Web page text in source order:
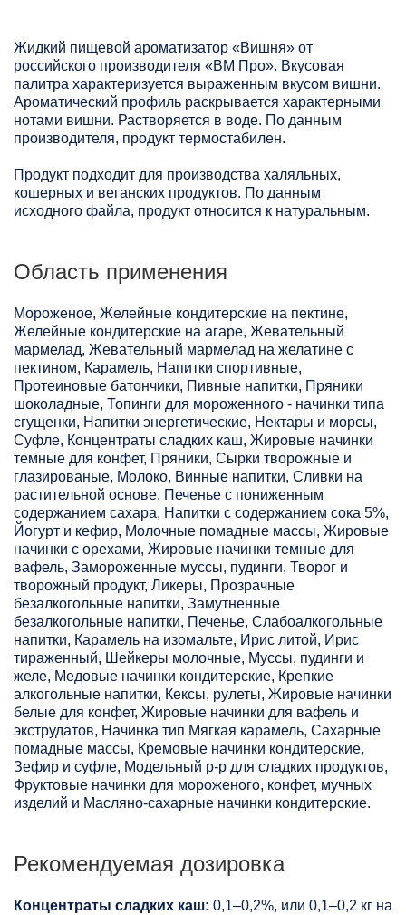
Жидкий пищевой ароматизатор «Вишня» от
российского производителя «ВМ Про». Вкусовая
палитра характеризуется выраженным вкусом вишни.
Ароматический профиль раскрывается характерными
нотами вишни. Растворяется в воде. По данным
производителя, продукт термостабилен.
Продукт подходит для производства халяльных,
кошерных и веганских продуктов. По данным
исходного файла, продукт относится к натуральным.
Область применения
Мороженое, Желейные кондитерские на пектине,
Желейные кондитерские на агаре, Жевательный
мармелад, Жевательный мармелад на желатине с
пектином, Карамель, Напитки спортивные,
Протеиновые батончики, Пивные напитки, Пряники
шоколадные, Топинги для мороженного - начинки типа
сгущенки, Напитки энергетические, Нектары и морсы,
Суфле, Концентраты сладких каш, Жировые начинки
темные для конфет, Пряники, Сырки творожные и
глазированые, Молоко, Винные напитки, Сливки на
растительной основе, Печенье с пониженным
содержанием сахара, Напитки с содержанием сока 5%,
Йогурт и кефир, Молочные помадные массы, Жировые
начинки с орехами, Жировые начинки темные для
вафель, Замороженные муссы, пудинги, Творог и
творожный продукт, Ликеры, Прозрачные
безалкогольные напитки, Замутненные
безалкогольные напитки, Печенье, Слабоалкогольные
напитки, Карамель на изомальте, Ирис литой, Ирис
тираженный, Шейкеры молочные, Муссы, пудинги и
желе, Медовые начинки кондитерские, Крепкие
алкогольные напитки, Кексы, рулеты, Жировые начинки
белые для конфет, Жировые начинки для вафель и
экструдатов, Начинка тип Мягкая карамель, Сахарные
помадные массы, Кремовые начинки кондитерские,
Зефир и суфле, Модельный р-р для сладких продуктов,
Фруктовые начинки для мороженого, конфет, мучных
изделий и Масляно-сахарные начинки кондитерские.
Рекомендуемая дозировка
Концентраты сладких каш: 0,1–0,2%, или 0,1–0,2 кг на